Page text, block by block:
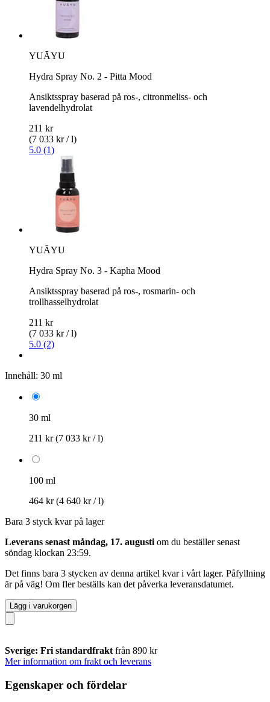
YUĀYU
Hydra Spray No. 2 - Pitta Mood
Ansiktsspray baserad på ros-, citronmeliss- och
lavendelhydrolat
211 kr
(7 033 kr / l)
5.0 (1)
YUĀYU
Hydra Spray No. 3 - Kapha Mood
Ansiktsspray baserad på ros-, rosmarin- och
trollhasselhydrolat
211 kr
(7 033 kr / l)
5.0 (2)
Innehåll: 30 ml
30 ml
211 kr(7 033 kr / l)
100 ml
464 kr(4 640 kr / l)
Bara 3 styck kvar på lager
Leverans senast måndag, 17. augusti om du beställer senast
söndag klockan 23:59.
Det finns bara 3 stycken av denna artikel kvar i vårt lager. Påfyllning
är på väg! Om fler beställs kan det påverka leveransdatumet.
Lägg i varukorgen
Sverige: Fri standardfrakt från 890 kr
Mer information om frakt och leverans
Egenskaper och fördelar